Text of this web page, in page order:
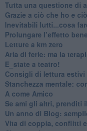
​Tutta una questione di
​Grazie a ciò che ho e
​Inevitabili lutti...cosa
Prolungare l’effetto
​Letture a km zero
​Aria di ferie: ma la
​E_state a teatro!
​Consigli di lettura estivi
​Stanchezza mentale:
​A come Amico
​Se ami gli altri, prenditi
​Un anno di Blog:
​Vita di coppia, conflitti